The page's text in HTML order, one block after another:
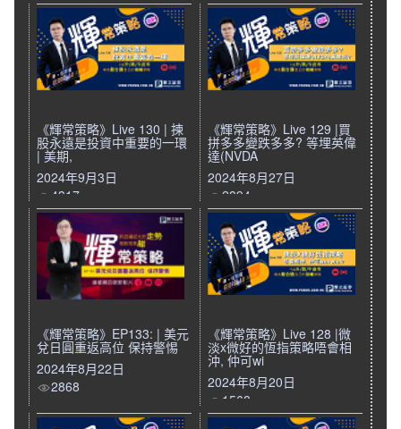
《輝常策略》Live 130 | 揀
股永遠是投資中重要的一環
| 美期,
2024年9月3日
4317
《輝常策略》Live 129 |買
拼多多變跌多多? 等埋英偉
達(NVDA
2024年8月27日
2894
《輝常策略》EP133: | 美元
兌日圓重返高位 保持警惕
2024年8月22日
2868
《輝常策略》Live 128 |微
淡x微好的恆指策略唔會相
沖, 仲可wi
2024年8月20日
1568